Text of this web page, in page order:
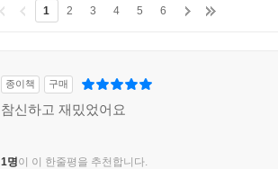
1 2 3 4 5 6
종이책 구매
참신하고 재밌었어요
1명이 이 한줄평을 추천합니다.